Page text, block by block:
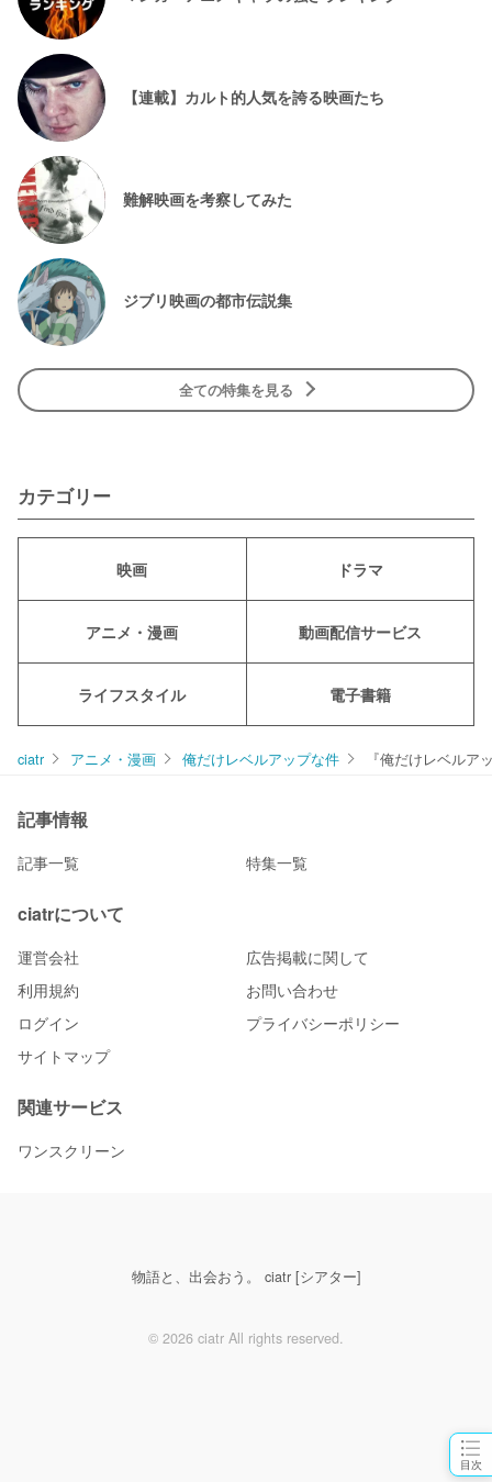
目次
【連載】カルト的人気を誇る映画たち
難解映画を考察してみた
ジブリ映画の都市伝説集
全ての特集を見る
カテゴリー
映画 ドラマ
アニメ・漫画 動画配信サービス
ライフスタイル 電子書籍
ciatr アニメ・漫画 俺だけレベルアップな件 『俺だけレベル
記事情報
記事一覧 特集一覧
ciatrについて
運営会社
広告掲載に関して
利用規約
お問い合わせ
ログイン
プライバシーポリシー
サイトマップ
関連サービス
ワンスクリーン
物語と、出会おう。 ciatr [シアター]
© 2026 ciatr All rights reserved.